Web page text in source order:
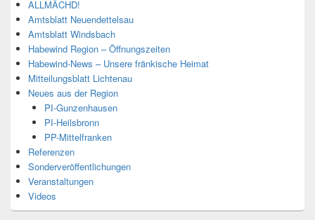
ALLMÄCHD!
Amtsblatt Neuendettelsau
Amtsblatt Windsbach
Habewind Region – Öffnungszeiten
Habewind-News – Unsere fränkische Heimat
Mitteilungsblatt Lichtenau
Neues aus der Region
PI-Gunzenhausen
PI-Heilsbronn
PP-Mittelfranken
Referenzen
Sonderveröffentlichungen
Veranstaltungen
Videos